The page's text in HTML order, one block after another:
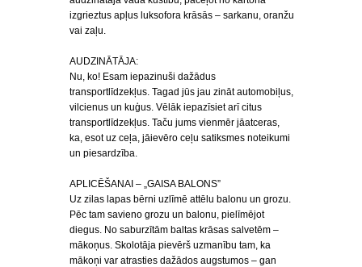
izgrieztus apļus luksofora krāsās – sarkanu, oranžu
vai zaļu.
AUDZINĀTĀJA:
Nu, ko! Esam iepazinuši dažādus
transportlīdzekļus. Tagad jūs jau zināt automobiļus,
vilcienus un kuģus. Vēlāk iepazīsiet arī citus
transportlīdzekļus. Taču jums vienmēr jāatceras,
ka, esot uz ceļa, jāievēro ceļu satiksmes noteikumi
un piesardzība.
APLICĒŠANAI – „GAISA BALONS”
Uz zilas lapas bērni uzlīmē attēlu balonu un grozu.
Pēc tam savieno grozu un balonu, pielīmējot
diegus. No saburzītām baltas krāsas salvetēm –
mākoņus. Skolotāja pievērš uzmanību tam, ka
mākoņi var atrasties dažādos augstumos – gan